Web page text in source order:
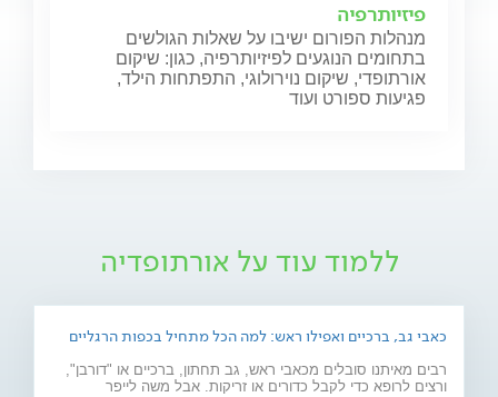
פיזיותרפיה
מנהלות הפורום ישיבו על שאלות הגולשים
בתחומים הנוגעים לפיזיותרפיה, כגון: שיקום
אורתופדי, שיקום נוירולוגי, התפתחות הילד,
פגיעות ספורט ועוד
ללמוד עוד על אורתופדיה
כאבי גב, ברכיים ואפילו ראש: למה הכל מתחיל בכפות הרגליים
רבים מאיתנו סובלים מכאבי ראש, גב תחתון, ברכיים או "דורבן",
ורצים לרופא כדי לקבל כדורים או זריקות. אבל משה לייפר